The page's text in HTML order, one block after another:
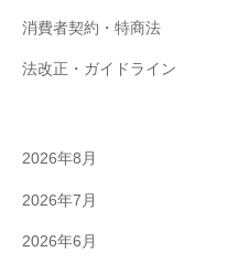
消費者契約・特商法
法改正・ガイドライン
2026年8月
2026年7月
2026年6月